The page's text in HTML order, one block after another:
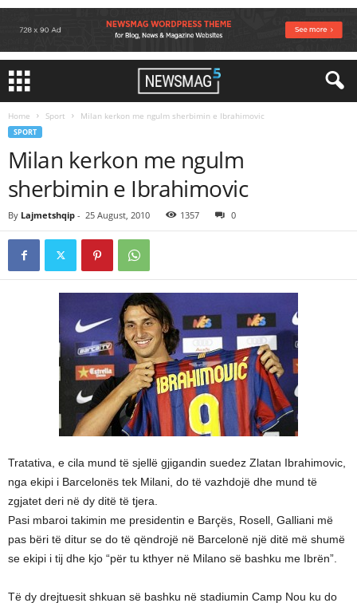
Home Sport Milan kerkon me ngulm sherbimin e Ibrahimovic
SPORT
Milan kerkon me ngulm
sherbimin e Ibrahimovic
By Lajmetshqip - 25 August, 2010 1357 0
Tratativa, e cila mund të sjellë gjigandin suedez Zlatan Ibrahimovic,
nga ekipi i Barcelonës tek Milani, do të vazhdojë dhe mund të
zgjatet deri në dy ditë të tjera.
Pasi mbaroi takimin me presidentin e Barçës, Rosell, Galliani më
pas bëri të ditur se do të qëndrojë në Barcelonë një ditë më shumë
se ekipi i tij dhe kjo “për tu kthyer në Milano së bashku me Ibrën”.
Të dy drejtuesit shkuan së bashku në stadiumin Camp Nou ku do